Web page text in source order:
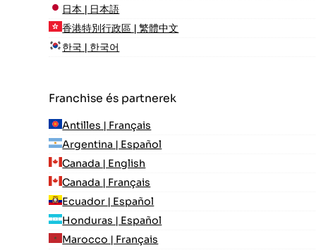
日本 | 日本語
香港特別行政區 | 繁體中文
한국 | 한국어
Franchise és partnerek
Antilles | Français
Argentina | Español
Canada | English
Canada | Français
Ecuador | Español
Honduras | Español
Marocco | Français